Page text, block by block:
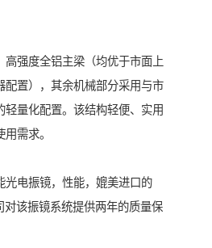
高强度全铝主梁（均优于市面上
配置），其余机械部分采用与市
轻量化配置。该结构轻便、实用
需求。
光电振镜，性能，媲美进口的
对该振镜系统提供两年的质量保